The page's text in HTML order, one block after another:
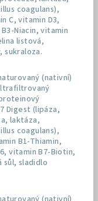
coagulans),
C, vitamin D3,
Niacin, vitamin
listová,
sukraloza.
(nativní)
Digest (lipáza,
laktáza,
coagulans),
B1-Thiamin,
vitamin B7-Biotin,
sůl, sladidlo